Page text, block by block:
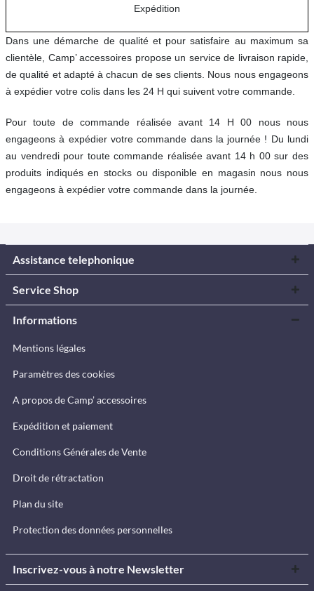
Expédition
Dans une démarche de qualité et pour satisfaire au maximum sa
clientèle, Camp’ accessoires propose un service de livraison rapide,
de qualité et adapté à chacun de ses clients. Nous nous engageons
à expédier votre colis dans les 24 H qui suivent votre commande.
Pour toute de commande réalisée avant 14 H 00 nous nous
engageons à expédier votre commande dans la journée ! Du lundi
au vendredi pour toute commande réalisée avant 14 h 00 sur des
produits indiqués en stocks ou disponible en magasin nous nous
engageons à expédier votre commande dans la journée.
Assistance telephonique
Service Shop
Informations
Mentions légales
Paramètres des cookies
A propos de Camp’ accessoires
Expédition et paiement
Conditions Générales de Vente
Droit de rétractation
Plan du site
Protection des données personnelles
Inscrivez-vous à notre Newsletter